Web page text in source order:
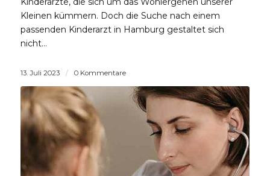
Kleinen kümmern. Doch die Suche nach einem
passenden Kinderarzt in Hamburg gestaltet sich
nicht…
13. Juli 2023 / 0 Kommentare